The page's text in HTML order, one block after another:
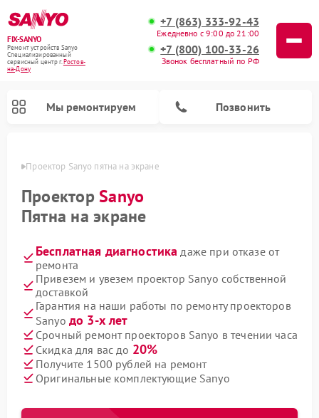
FIX-SANYO
Ремонт устройств Sanyo
Специализированный
cервисный центр г.Ростов-
на-Дону
+7 (863) 333-92-43
Ежедневно с 9:00 до 21:00
+7 (800) 100-33-26
Звонок бесплатный по РФ
Мы ремонтируем Позвонить
Проектор Sanyo пятна на экране
ПроекторSanyo
Пятна на экране
Бесплатная диагностика даже при отказе от
ремонта
Привезем и увезем проектор Sanyo собственной
доставкой
Гарантия на наши работы по ремонту проекторов
Sanyo до 3-х лет
Срочный ремонт проекторов Sanyo в течении часа
Скидка для вас до 20%
Получите 1500 рублей на ремонт
Оригинальные комплектующие Sanyo